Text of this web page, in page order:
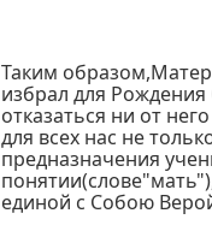
Таким
избрал для
отказаться ни от
для всех нас не
предназначения
единой с Собою